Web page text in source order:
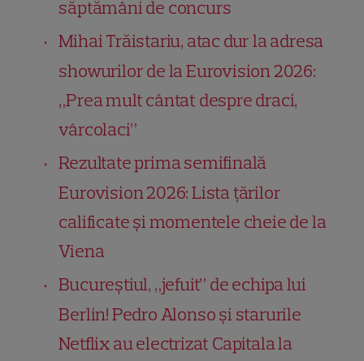
săptămâni de concurs
Mihai Trăistariu, atac dur la adresa
showurilor de la Eurovision 2026:
„Prea mult cântat despre draci,
vârcolaci”
Rezultate prima semifinală
Eurovision 2026: Lista țărilor
calificate și momentele cheie de la
Viena
Bucureștiul, „jefuit” de echipa lui
Berlin! Pedro Alonso și starurile
Netflix au electrizat Capitala la